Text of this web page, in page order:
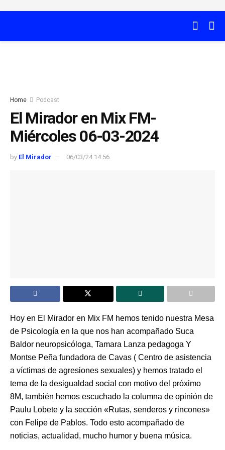
Home Podcast
El Mirador en Mix FM-
Miércoles 06-03-2024
by El Mirador 06/03/24 14:56
Hoy en El Mirador en Mix FM hemos tenido nuestra Mesa
de Psicología en la que nos han acompañado Suca
Baldor neuropsicóloga, Tamara Lanza pedagoga Y
Montse Peña fundadora de Cavas ( Centro de asistencia
a víctimas de agresiones sexuales) y hemos tratado el
tema de la desigualdad social con motivo del próximo
8M, también hemos escuchado la columna de opinión de
Paulu Lobete y la sección «Rutas, senderos y rincones»
con Felipe de Pablos. Todo esto acompañado de
noticias, actualidad, mucho humor y buena música.